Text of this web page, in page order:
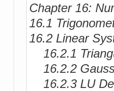
Chapter 16:
16.1
16.2 Linear
16.2.1
16.2.2
16.2.3 LU